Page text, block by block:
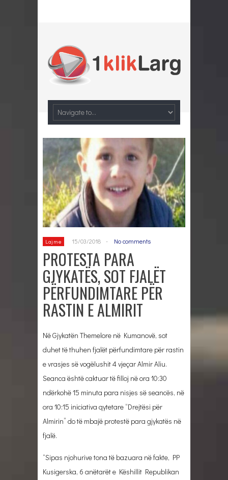
Lajme 15/03/2018 - No comments
PROTESTA PARA
GJYKATËS, SOT FJALËT
PËRFUNDIMTARE PËR
RASTIN E ALMIRIT
Në Gjykatën Themelore në Kumanovë, sot
duhet të thuhen fjalët përfundimtare për rastin
e vrasjes së vogëlushit 4 vjeçar Almir Aliu.
Seanca është caktuar të filloj në ora 10:30
ndërkohë 15 minuta para nisjes së seancës, në
ora 10:15 iniciativa qytetare “Drejtësi për
Almirin” do të mbajë protestë para gjykatës në
fjalë.
“Sipas njohurive tona të bazuara në fakte, PP
Kusigerska, 6 anëtarët e Këshillit Republikan